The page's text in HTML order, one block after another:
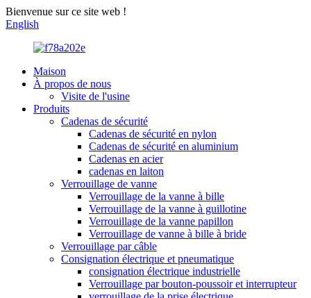
Bienvenue sur ce site web !
English
Maison
À propos de nous
Visite de l'usine
Produits
Cadenas de sécurité
Cadenas de sécurité en nylon
Cadenas de sécurité en aluminium
Cadenas en acier
cadenas en laiton
Verrouillage de vanne
Verrouillage de la vanne à bille
Verrouillage de la vanne à guillotine
Verrouillage de la vanne papillon
Verrouillage de vanne à bille à bride
Verrouillage par câble
Consignation électrique et pneumatique
consignation électrique industrielle
Verrouillage par bouton-poussoir et interrupteur